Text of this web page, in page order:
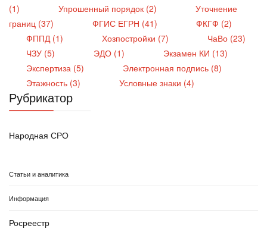
(1)
Упрошенный порядок (2)
Уточнение
границ (37)
ФГИС ЕГРН (41)
ФКГФ (2)
ФППД (1)
Хозпостройки (7)
ЧаВо (23)
ЧЗУ (5)
ЭДО (1)
Экзамен КИ (13)
Экспертиза (5)
Электронная подпись (8)
Этажность (3)
Условные знаки (4)
Рубрикатор
Народная СРО
Статьи и аналитика
Информация
Росреестр